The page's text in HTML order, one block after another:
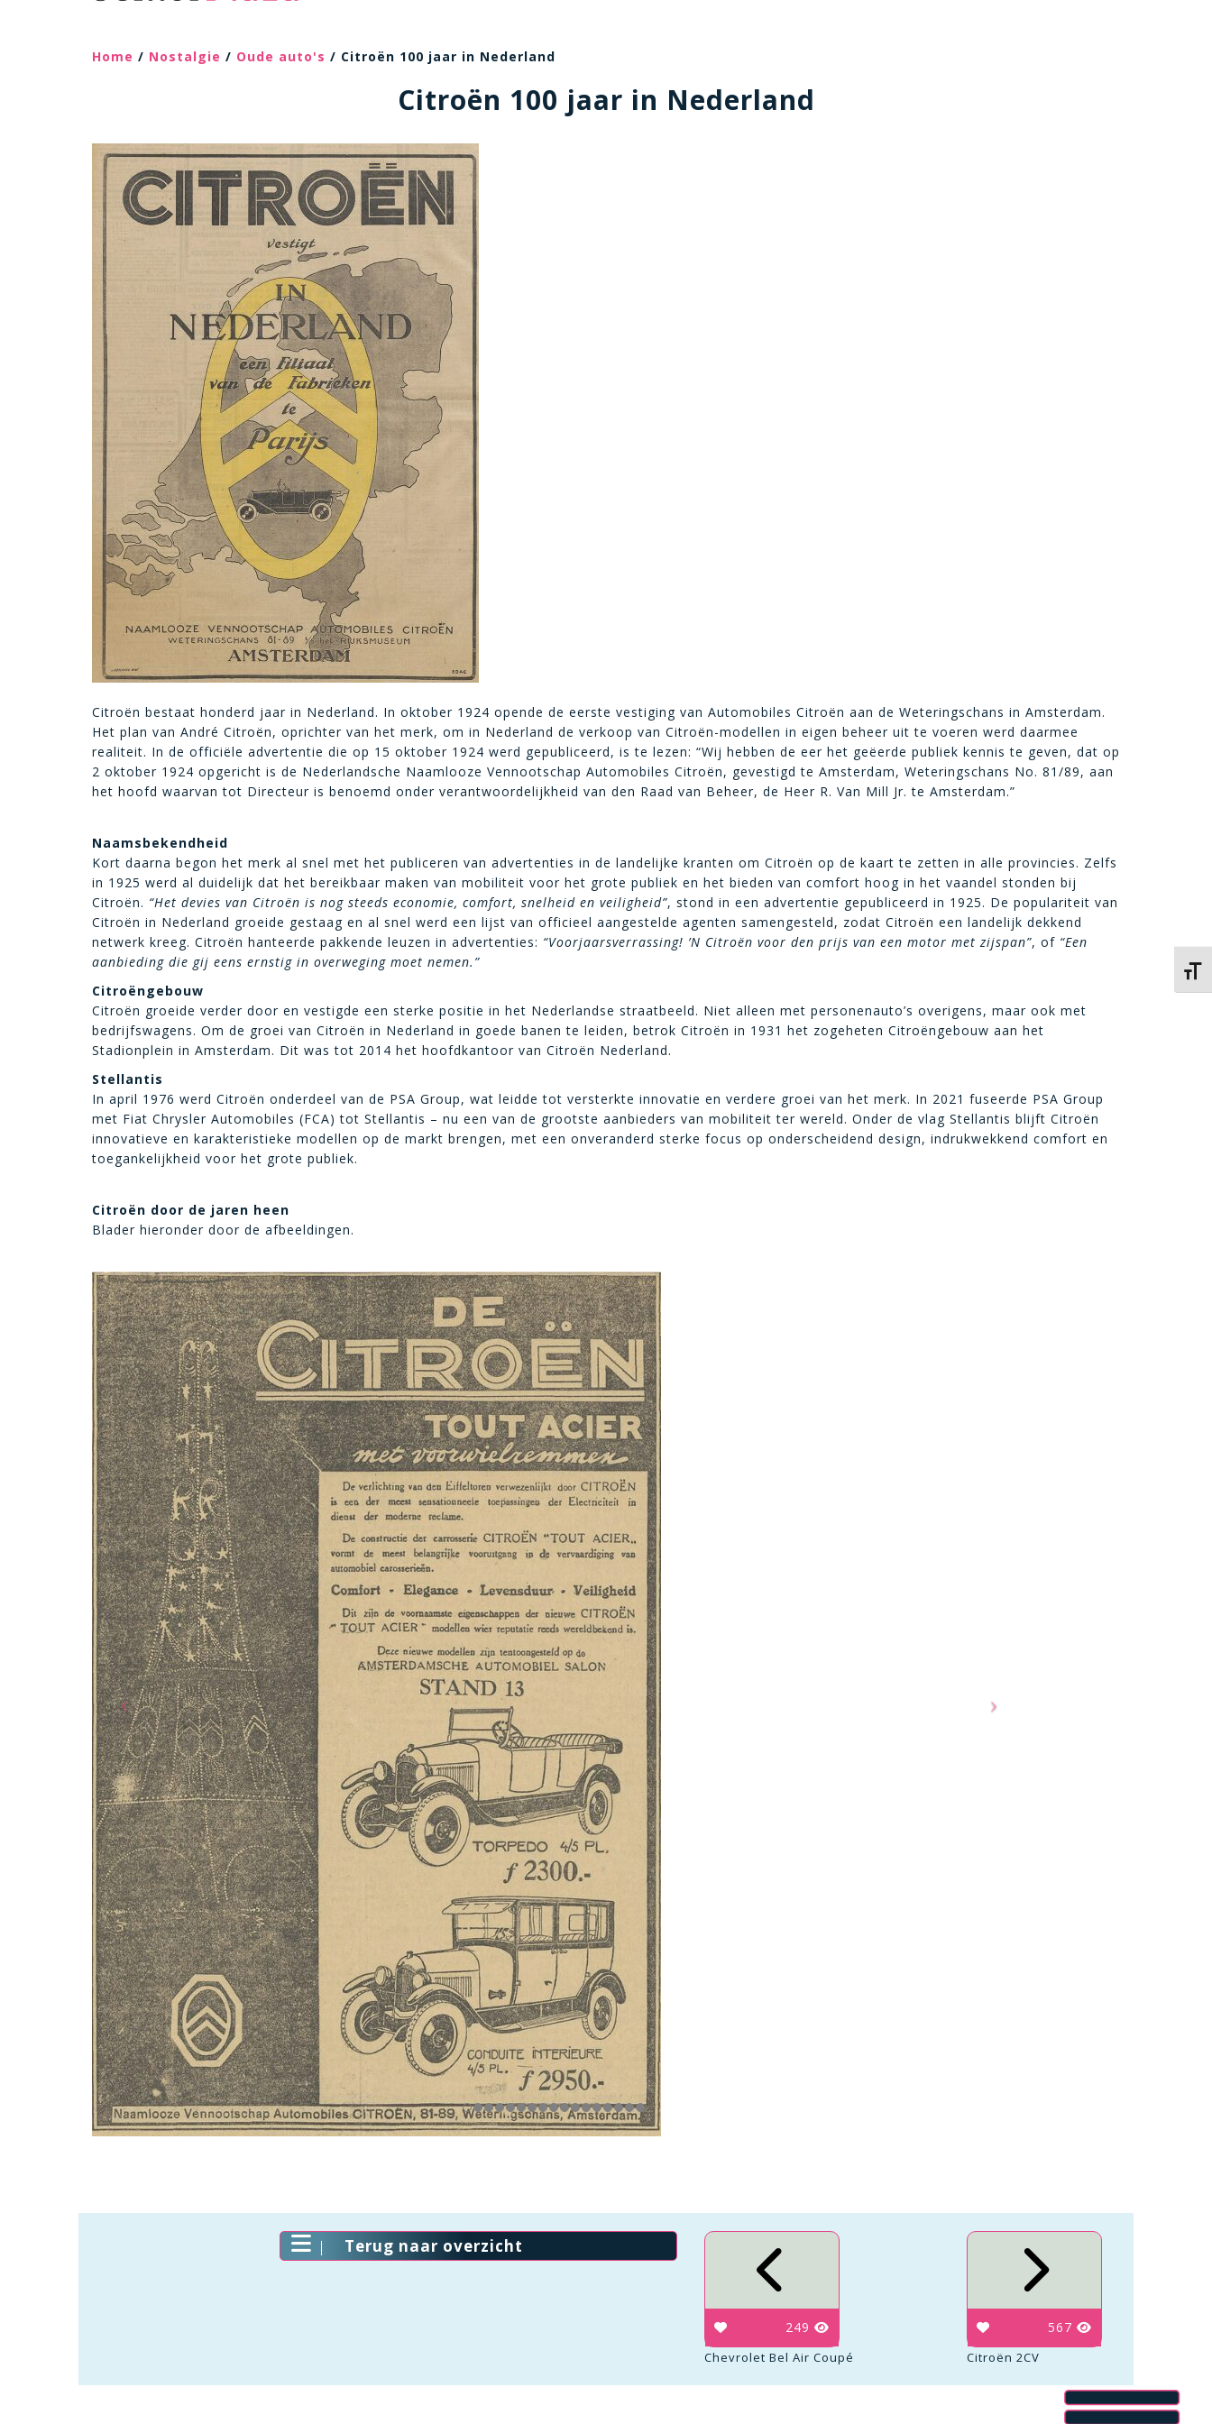
Home / Nostalgie / Oude auto's / Citroën 100 jaar in Nederland
Citroën 100 jaar in Nederland
Citroën bestaat honderd jaar in Nederland. In oktober 1924 opende de eerste vestiging van Automobiles Citroën aan de Weteringschans in Amsterdam.
Het plan van André Citroën, oprichter van het merk, om in Nederland de verkoop van Citroën-modellen in eigen beheer uit te voeren werd daarmee
realiteit. In de officiële advertentie die op 15 oktober 1924 werd gepubliceerd, is te lezen: “Wij hebben de eer het geëerde publiek kennis te geven, dat op
2 oktober 1924 opgericht is de Nederlandsche Naamlooze Vennootschap Automobiles Citroën, gevestigd te Amsterdam, Weteringschans No. 81/89, aan
het hoofd waarvan tot Directeur is benoemd onder verantwoordelijkheid van den Raad van Beheer, de Heer R. Van Mill Jr. te Amsterdam.”
Naamsbekendheid
Kort daarna begon het merk al snel met het publiceren van advertenties in de landelijke kranten om Citroën op de kaart te zetten in alle provincies. Zelfs
in 1925 werd al duidelijk dat het bereikbaar maken van mobiliteit voor het grote publiek en het bieden van comfort hoog in het vaandel stonden bij
Citroën. “Het devies van Citroën is nog steeds economie, comfort, snelheid en veiligheid”, stond in een advertentie gepubliceerd in 1925. De populariteit van
Citroën in Nederland groeide gestaag en al snel werd een lijst van officieel aangestelde agenten samengesteld, zodat Citroën een landelijk dekkend
netwerk kreeg. Citroën hanteerde pakkende leuzen in advertenties: “Voorjaarsverrassing! ’N Citroën voor den prijs van een motor met zijspan”, of “Een
aanbieding die gij eens ernstig in overweging moet nemen.”
Citroëngebouw
Citroën groeide verder door en vestigde een sterke positie in het Nederlandse straatbeeld. Niet alleen met personenauto’s overigens, maar ook met
bedrijfswagens. Om de groei van Citroën in Nederland in goede banen te leiden, betrok Citroën in 1931 het zogeheten Citroëngebouw aan het
Stadionplein in Amsterdam. Dit was tot 2014 het hoofdkantoor van Citroën Nederland.
Stellantis
In april 1976 werd Citroën onderdeel van de PSA Group, wat leidde tot versterkte innovatie en verdere groei van het merk. In 2021 fuseerde PSA Group
met Fiat Chrysler Automobiles (FCA) tot Stellantis – nu een van de grootste aanbieders van mobiliteit ter wereld. Onder de vlag Stellantis blijft Citroën
innovatieve en karakteristieke modellen op de markt brengen, met een onveranderd sterke focus op onderscheidend design, indrukwekkend comfort en
toegankelijkheid voor het grote publiek.
Citroën door de jaren heen
Blader hieronder door de afbeeldingen.
Terug naar overzicht
249
Chevrolet Bel Air Coupé
567
Citroën 2CV